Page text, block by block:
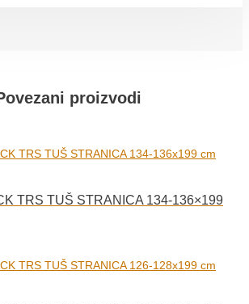
proizvodi
TRS TUŠ STRANICA 134-136×199